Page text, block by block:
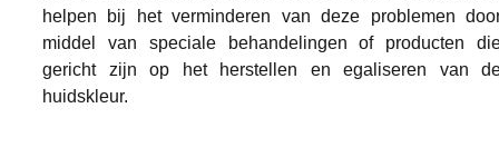
helpen bij het verminderen van deze problemen
middel van speciale behandelingen of producten
gericht zijn op het herstellen en egaliseren van
huidskleur.